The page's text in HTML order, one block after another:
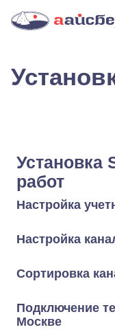
Установка
работ
Настройка
Настройка
Сортировка
Подключение
Москве